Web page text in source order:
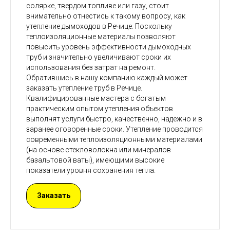
солярке, твердом топливе или газу, стоит
внимательно отнестись к такому вопросу, как
утепление дымоходов в Речице. Поскольку
теплоизоляционные материалы позволяют
повысить уровень эффективности дымоходных
труб и значительно увеличивают сроки их
использования без затрат на ремонт.
Обратившись в нашу компанию каждый может
заказать утепление труб в Речице.
Квалифицированные мастера с богатым
практическим опытом утепления объектов
выполнят услуги быстро, качественно, надежно и в
заранее оговоренные сроки. Утепление проводится
современными теплоизоляционными материалами
(на основе стекловолокна или минералов
базальтовой ваты), имеющими высокие
показатели уровня сохранения тепла.
Заказать